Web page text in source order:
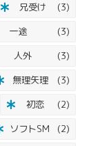
兄受け
(3)
一途
(3)
人外
(3)
無理矢理
(3)
初恋
(2)
ソフトSM
(2)